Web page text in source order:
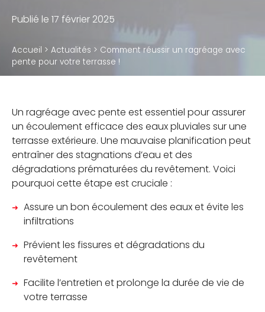
Notre métier
Notre politique RSE
RÉSERVÉ À NOS DISTRIBUTEURS
Calculateur de plots et calepinage terrasse
JE SUIS PROFESSIONNEL
OÙ TROUVER NOS PRODUITS
Publié le 17 février 2025
Accueil > Actualités > Comment réussir un ragréage avec
pente pour votre terrasse !
Un ragréage avec pente est essentiel pour assurer
un écoulement efficace des eaux pluviales sur une
terrasse extérieure. Une mauvaise planification peut
entraîner des stagnations d’eau et des
dégradations prématurées du revêtement. Voici
pourquoi cette étape est cruciale :
Assure un bon écoulement des eaux et évite les
infiltrations
Prévient les fissures et dégradations du
revêtement
Facilite l’entretien et prolonge la durée de vie de
votre terrasse